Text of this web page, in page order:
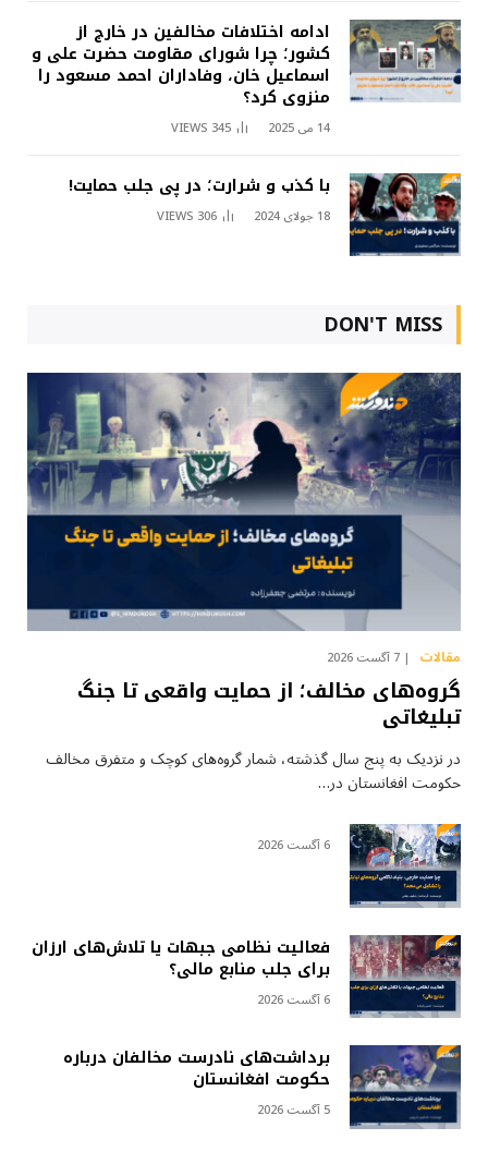
ادامه اختلافات مخالفین در خارج از
کشور؛ چرا شورای مقاومت حضرت علی و
اسماعیل خان، وفاداران احمد مسعود را
منزوی کرد؟
14 می 2025 345
VIEWS
با کذب و شرارت؛ در پی جلب حمایت!
18 جولای 2024 306
VIEWS
DON'T MISS
مقالات 7 آگست 2026
گروه‌های مخالف؛ از حمایت واقعی تا جنگ
تبلیغاتی
در نزدیک به پنج سال گذشته، شمار گروه‌های کوچک و متفرق مخالف
حکومت افغانستان در…
6 آگست 2026
فعالیت نظامی جبهات یا تلاش‌های ارزان
برای جلب منابع مالی؟
6 آگست 2026
برداشت‌های نادرست مخالفان درباره
حکومت افغانستان
5 آگست 2026